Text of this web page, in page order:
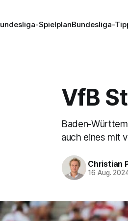
SpielplanBundesliga-
VfB
Baden-
auch eines mit
Christian
16 Aug.